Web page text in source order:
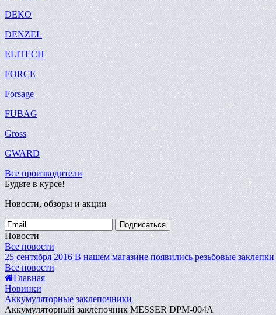
DEKO
DENZEL
ELITECH
FORCE
Forsage
FUBAG
Gross
GWARD
Все производители
Будьте в курсе!
Новости, обзоры и акции
Подписаться
Новости
Все новости
25 сентября 2016 В нашем магазине появились резьбовые заклепки
Все новости
Главная
Новинки
Аккумуляторные заклепочники
Аккумуляторный заклепочник MESSER DPM-004A